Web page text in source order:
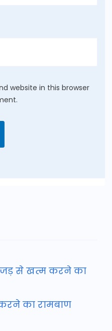
website in this browser
जड़ से खत्म करने का
का रामबाण